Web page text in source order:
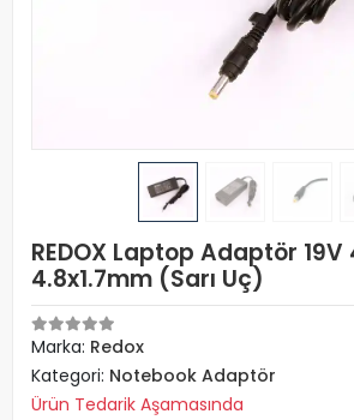
REDOX Laptop Adaptör
4.8x1.7mm (Sarı Uç)
Marka: Redox
Kategori: Notebook Adaptör
Ürün Tedarik Aşamasında